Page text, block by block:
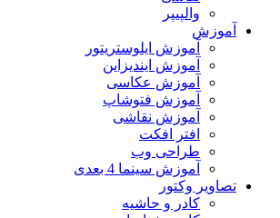
والپیپر
آموزش
آموزش ایلوستریتور
آموزش ایندیزاین
آموزش عکاسی
آموزش فتوشاپ
آموزش نقاشی
افتر افکت
طراحی وب
آموزش سینما 4 بعدی
تصاویر وکتور
کادر و حاشیه